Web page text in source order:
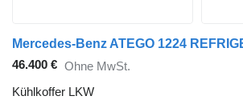
46.400 € Ohne MwSt.
Kühlkoffer LKW